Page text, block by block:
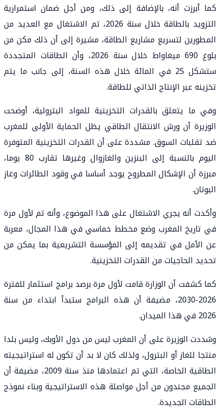
كما أبرزت أنه، بالإضافة إلى ذلك، ومن أجل ضمان استمرارية
التزويد بالطاقة خلال سنة 2026، تم الاشتغال مع العديد من
المطورين لتسريع مشاريع الطاقة، مشيرة إلى أن ذلك مكن من
بلوغ 690 ميغاواط خلال سنة 2026، وأن الطاقات المتجددة
ستشكل 25 في المائة خلال هذه السنة، إلى جانب ما يتم
تخزينه عبر الإنتاج الذاتي للطاقة.
وفي ما يتعلق بالقدرات التخزينية للمواد البترولية، أوضحت
الوزيرة أن ورش الانتقال الطاقي يظل الحماية الأولى للمغرب
ضد تقلبات السوق. مشددة على أن القدرات التخزينية المتوفرة
اليوم بالنسبة إلى البنزين والغازوال وغيرها تقارب 80 يوما،
مبرزة أن الإشكال المطروح يوجد أساسا في وقود الطائرات وغاز
البوتان.
وأكدت أنه يجري الاشتغال على هذا الموضوع، وأنه تم لأول مرة
في تاريخ المغرب وضع مخطط خماسي في هذا المجال، معربة
عن الأمل في تقديمه إلى المؤسسة التشريعية بما يمكن من
تحديد الحاجيات من القدرات التخزينية.
كما كشفت أن الوزارة قامت لأول مرة برصد برامج استثمار للفترة
2026-2030، مضيفة أن هذه البرامج ستبدأ ابتداء من سنة
2026 في هذا الميدان.
وشددت الوزيرة على أن المغرب ليس من دول الأوبك، وليس بلدا
منتجا للغاز أو البترول، ولذلك كان لا بد أن تكون له استراتيجيته
الطاقية الخاصة، التي تم اعتمادها منذ سنة 2009، مضيفة أن
الجميع مجندون من أجل مواصلة هذه الاستراتيجية وبناء نموذج
الطاقات الجديدة.